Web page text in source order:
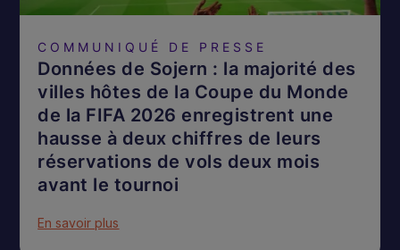
COMMUNIQUÉ DE PRESSE
Données de Sojern : la majorité des
villes hôtes de la Coupe du Monde
de la FIFA 2026 enregistrent une
hausse à deux chiffres de leurs
réservations de vols deux mois
avant le tournoi
En savoir plus